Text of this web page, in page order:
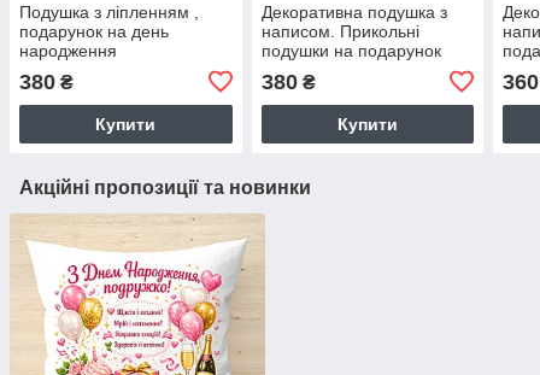
Подушка з ліпленням ,
подарунок на день
народження
380 ₴
Купити
Декоративна подушка з
написом. Прикольні
подушки на подарунок
380₴
Купити
360
Акційні пропозиції та новинки